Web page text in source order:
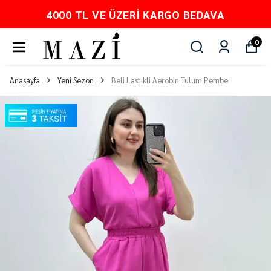
4000 TL VE ÜZERI KARGO BEDAVA
0
Anasayfa Yeni Sezon Beli Lastikli Aerobin Tulum Pembe